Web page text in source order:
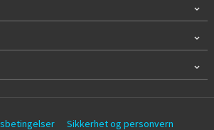
Sikkerhet og personvern